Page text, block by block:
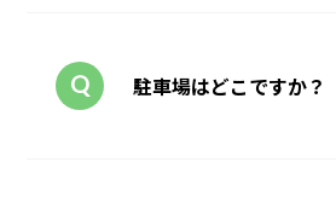
駐車場はどこですか？